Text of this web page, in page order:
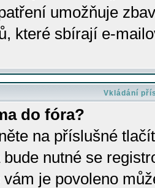
umožňuje
které sbírají e-
Vkládání
do fóra?
na příslušné
nutné se
vám je povoleno